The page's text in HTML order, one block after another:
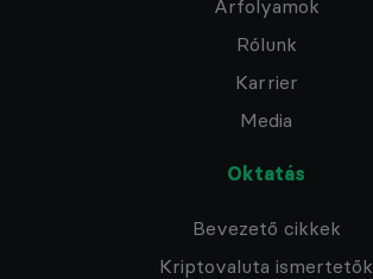
Árfolyamok
Rólunk
Karrier
Media
Oktatás
Bevezető cikkek
Kriptovaluta ismertetők